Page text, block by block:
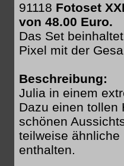
91118 Fotoset
von 48.00 Euro.
Das Set
Pixel mit der
Beschreibung:
Julia in einem
Dazu einen tollen
schönen
teilweise
enthalten.